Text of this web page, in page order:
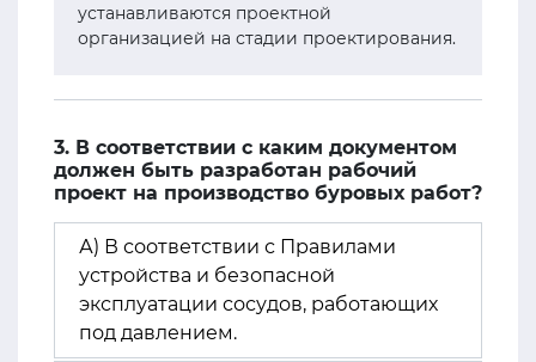
устанавливаются проектной
организацией на стадии проектирования.
3. В соответствии с каким документом
должен быть разработан рабочий
проект на производство буровых работ?
А) В соответствии с Правилами
устройства и безопасной
эксплуатации сосудов, работающих
под давлением.